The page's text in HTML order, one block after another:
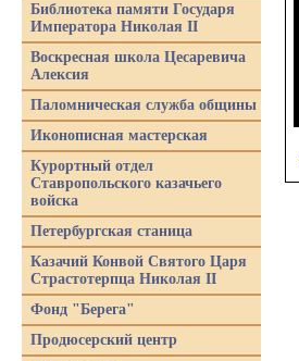
Библиотека памяти Государя
Императора Николая II
Воскресная школа Цесаревича
Алексия
Паломническая служба общины
Иконописная мастерская
Курортный отдел
Ставропольского казачьего
войска
Петербургская станица
Казачий Конвой Святого Царя
Страстотерпца Николая II
Фонд "Берега"
Продюсерский центр